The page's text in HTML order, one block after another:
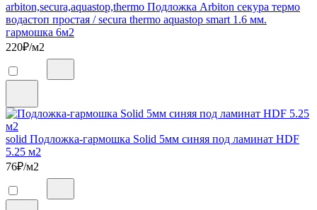
arbiton,secura,aquastop,thermo Подложка Arbiton секура термо
водастоп простая / secura thermo aquastop smart 1.6 мм.
гармошка 6м2
220₽/м2
solid Подложка-гармошка Solid 5мм синяя под ламинат HDF
5.25 м2
76₽/м2